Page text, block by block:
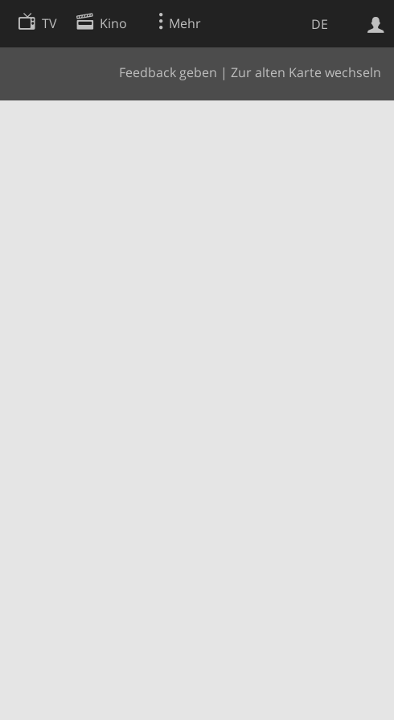
DE
TV Kino Mehr
Feedback geben | Zur alten Karte wechseln
Websuche